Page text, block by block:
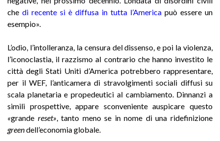
che di recente si è diffusa in tutta l’America può essere un
esempio».
L’odio, l’intolleranza, la censura del dissenso, e poi la violenza,
l’iconoclastia, il razzismo al contrario che hanno investito le
città degli Stati Uniti d’America potrebbero rappresentare,
per il WEF, l’anticamera di stravolgimenti sociali diffusi su
scala planetaria e propedeutici al cambiamento. Dinnanzi a
simili prospettive, appare sconveniente auspicare questo
«grande reset» , tanto meno se in nome di una ridefinizione
greendell’economia globale.